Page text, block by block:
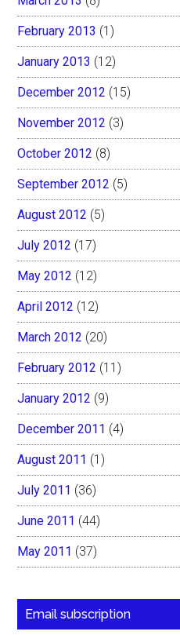
February 2013 (1)
January 2013 (12)
December 2012 (15)
November 2012 (3)
October 2012 (8)
September 2012 (5)
August 2012 (5)
July 2012 (17)
May 2012 (12)
April 2012 (12)
March 2012 (20)
February 2012 (11)
January 2012 (9)
December 2011 (4)
August 2011 (1)
July 2011 (36)
June 2011 (44)
May 2011 (37)
Email subscription